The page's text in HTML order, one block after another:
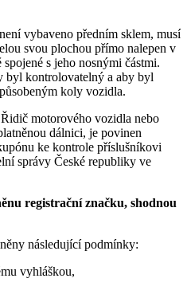
vybaveno předním sklem, musí
svou plochou přímo nalepen v
s jeho nosnými částmi.
byl kontrolovatelný a aby byl
koly vozidla.
motorového vozidla nebo
dálnici, je povinen
ke kontrole příslušníkovi
správy České republiky ve
registrační značku, shodnou
následující podmínky:
vyhláškou,